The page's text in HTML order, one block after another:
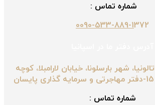
شماره تماس :
0090-533-889-1372
شهر بارسلونا، خیابان لارامبلا، کوچه
شماره تماس :